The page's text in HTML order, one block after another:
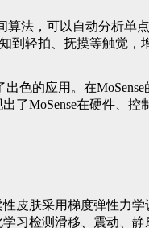
法，可以自动分析
轻拍、抚摸等触觉，
色的应用。在
MoSense在硬件、控
皮肤采用梯度弹性力
习检测滑移、震动、